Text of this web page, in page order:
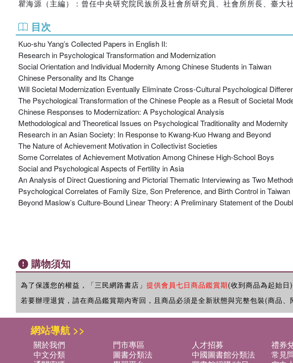
瞿海源（主編）：曾任中央研究院民族所及社會所研究員、社會所所長、臺大
目次
Kuo-shu Yang’s Collected Papers in English II:
Research in Psychological Transformation and Modernization
Social Orientation and Individual Modernity Among Chinese Students in Taiwan
Chinese Personality and Its Change
Will Societal Modernization Eventually Eliminate Cross-Cultural Psychological
The Psychological Transformation of the Chinese People as a Result of Societal
Chinese Responses to Modernization: A Psychological Analysis
Methodological and Theoretical Issues on Psychological Traditionality and Modernity
Research in an Asian Society: In Response to Kwang-Kuo Hwang and Beyond
The Nature of Achievement Motivation in Collectivist Societies
Some Correlates of Achievement Motivation Among Chinese High-School Boys
Social and Psychological Aspects of Fertility in Asia
An Analysis of Direct Questioning and Pictorial Thematic Interviewing as Two
Psychological Correlates of Family Size, Son Preference, and Birth Control in Taiwan
Beyond Maslow’s Culture-Bound Linear Theory: A Preliminary Statement of the
購物須知
為了保護您的權益，「三民網路書店」 提供會員七日商品鑑賞期(收到商品為起始日)
若要辦理退貨，請在商品鑑賞期內寄回，且商品必須是全新狀態與完整包裝(商品、
網站導航 >>
關於我們 門市專區 人才招募 禮券
中文分類
圖書分類法 中國圖書館分類法 常見